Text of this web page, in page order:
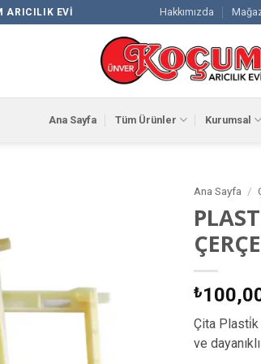
ARICILIK EVI Hakkımızda
Ana Sayfa Tüm Ürünler Kurumsal
Ana Sayfa /
₺
Çita Plasti̇k
ve